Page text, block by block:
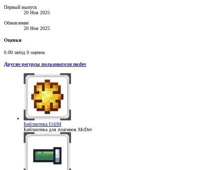
Первый выпуск
20 Ноя 2025
Обновление
20 Ноя 2025
Оценки
0.00 звёзд 0 оценок
Другие ресурсы пользователя mcdev
Библиотека UtilM
Библиотека для плагинов McDev